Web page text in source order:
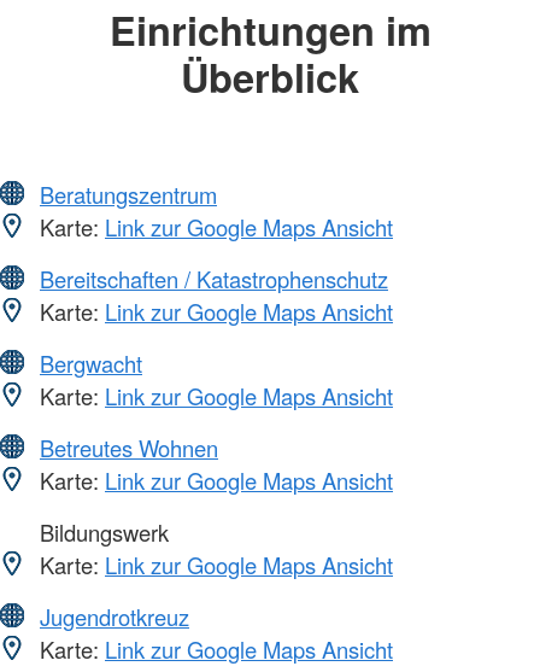
Einrichtungen im
Überblick
Beratungszentrum
Karte: Link zur Google Maps Ansicht
Bereitschaften / Katastrophenschutz
Karte: Link zur Google Maps Ansicht
Bergwacht
Karte: Link zur Google Maps Ansicht
Betreutes Wohnen
Karte: Link zur Google Maps Ansicht
Bildungswerk
Karte: Link zur Google Maps Ansicht
Jugendrotkreuz
Karte: Link zur Google Maps Ansicht